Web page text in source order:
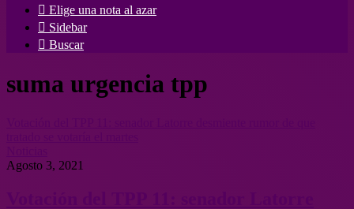
Elige una nota al azar
Sidebar
Buscar
suma urgencia tpp
Agosto 3, 2021